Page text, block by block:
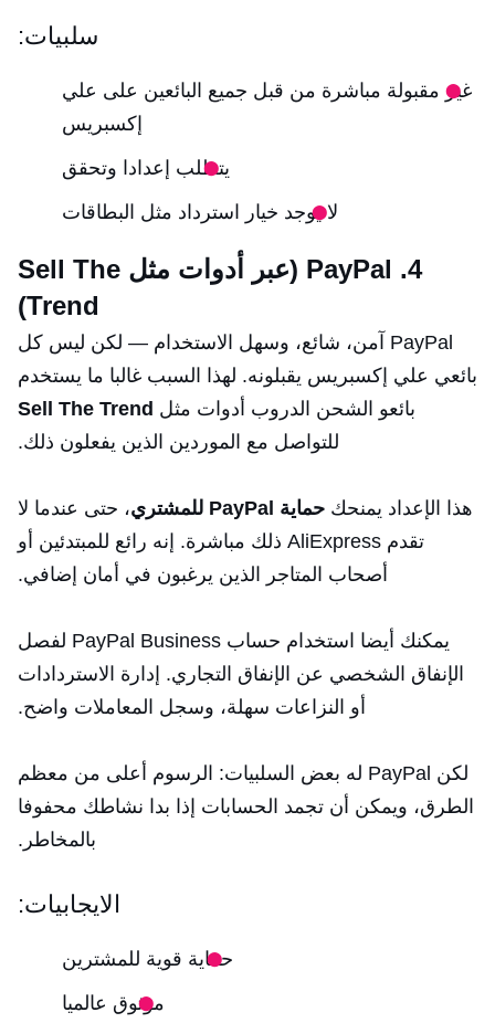
سلبيات:
غير مقبولة مباشرة من قبل جميع البائعين على علي
إكسبريس
يتطلب إعدادا وتحقق
لا يوجد خيار استرداد مثل البطاقات
4. PayPal (عبر أدوات مثل Sell The
Trend)
PayPal آمن، شائع، وسهل الاستخدام — لكن ليس كل
بائعي علي إكسبريس يقبلونه. لهذا السبب غالبا ما يستخدم
بائعو الشحن الدروب أدوات مثل Sell The Trend
للتواصل مع الموردين الذين يفعلون ذلك.
هذا الإعداد يمنحك حماية PayPal للمشتري
، حتى عندما لا
تقدم AliExpress ذلك مباشرة. إنه رائع للمبتدئين أو
أصحاب المتاجر الذين يرغبون في أمان إضافي.
يمكنك أيضا استخدام حساب PayPal Business لفصل
الإنفاق الشخصي عن الإنفاق التجاري. إدارة الاستردادات
أو النزاعات سهلة، وسجل المعاملات واضح.
لكن PayPal له بعض السلبيات: الرسوم أعلى من معظم
الطرق، ويمكن أن تجمد الحسابات إذا بدا نشاطك محفوفا
بالمخاطر.
الايجابيات:
حماية قوية للمشترين
موثوق عالميا